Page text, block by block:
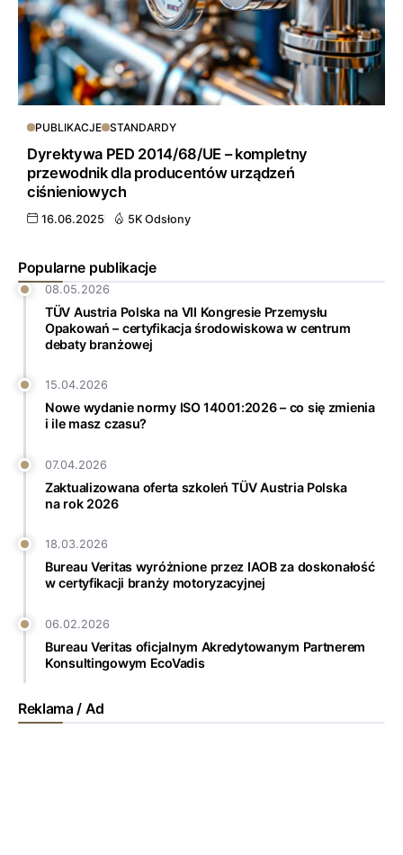
Popularne publikacje
08.05.2026
TÜV Austria Polska na VII Kongresie Przemysłu
Opakowań – certyfikacja środowiskowa w centrum
debaty branżowej
15.04.2026
Nowe wydanie normy ISO 14001:2026 – co się zmienia
i ile masz czasu?
07.04.2026
Zaktualizowana oferta szkoleń TÜV Austria Polska
na rok 2026
18.03.2026
Bureau Veritas wyróżnione przez IAOB za doskonałość
w certyfikacji branży motoryzacyjnej
06.02.2026
Bureau Veritas oficjalnym Akredytowanym Partnerem
Konsultingowym EcoVadis
Reklama / Ad
PUBLIKACJE STANDARDY
Dyrektywa PED 2014/68/UE – kompletny
przewodnik dla producentów urządzeń
ciśnieniowych
16.06.2025 5K Odsłony